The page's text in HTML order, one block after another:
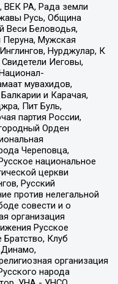
ВЕК РА, Рада земли
Русь, Община
Веси Беловодья,
Мужская
Нурджулар, К
Иеговы,
мувахидов,
и Карачая,
Пит Буль,
партия России,
Орден
Череповца,
национальное
церкви
Русский
против нелегальной
совести и о
организация
Русское
Клуб
организация
народа